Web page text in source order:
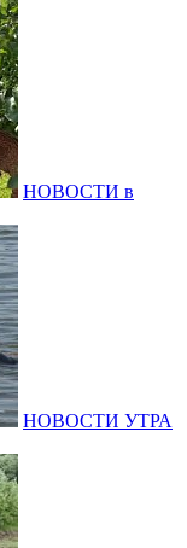
НОВОСТИ в
НОВОСТИ УТРА